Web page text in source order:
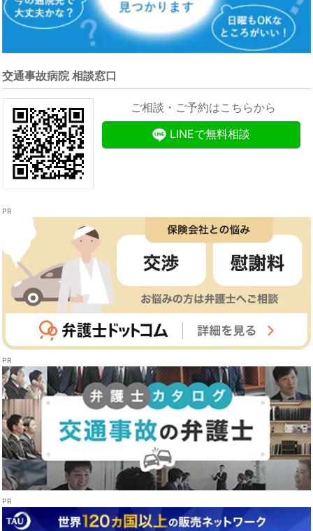
交通事故病院 相談窓口
ご相談・ご予約はこちらから
LINEで無料相談